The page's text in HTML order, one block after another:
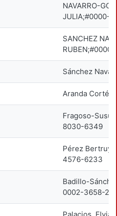
NAVARRO-
JULIA;#0000-
SANCHEZ
Sánchez
Aranda Cortés,
Fragoso-
8030-6349
Pérez Bertruy,
4576-6233
Badillo-
0002-3658-